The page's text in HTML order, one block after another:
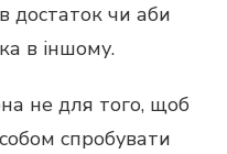
достаток чи аби
в іншому.
не для того, щоб
спробувати